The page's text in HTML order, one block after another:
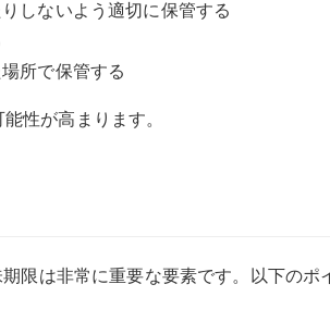
しないよう適切に保管する
所で保管する
性が高まります。
限は非常に重要な要素です。以下のポ